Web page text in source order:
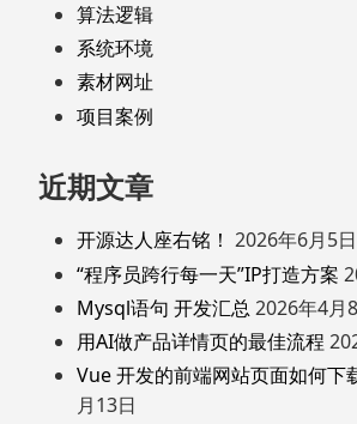
算法逻辑
系统环境
素材网址
项目案例
近期文章
开源达人座右铭！ 2026年6月5日
“程序员跨行每一天”IP打造方案
Mysql语句 开发汇总 2026年4月
用AI做产品详情页的最佳流程
Vue 开发的前端网站页面如何下
月13日